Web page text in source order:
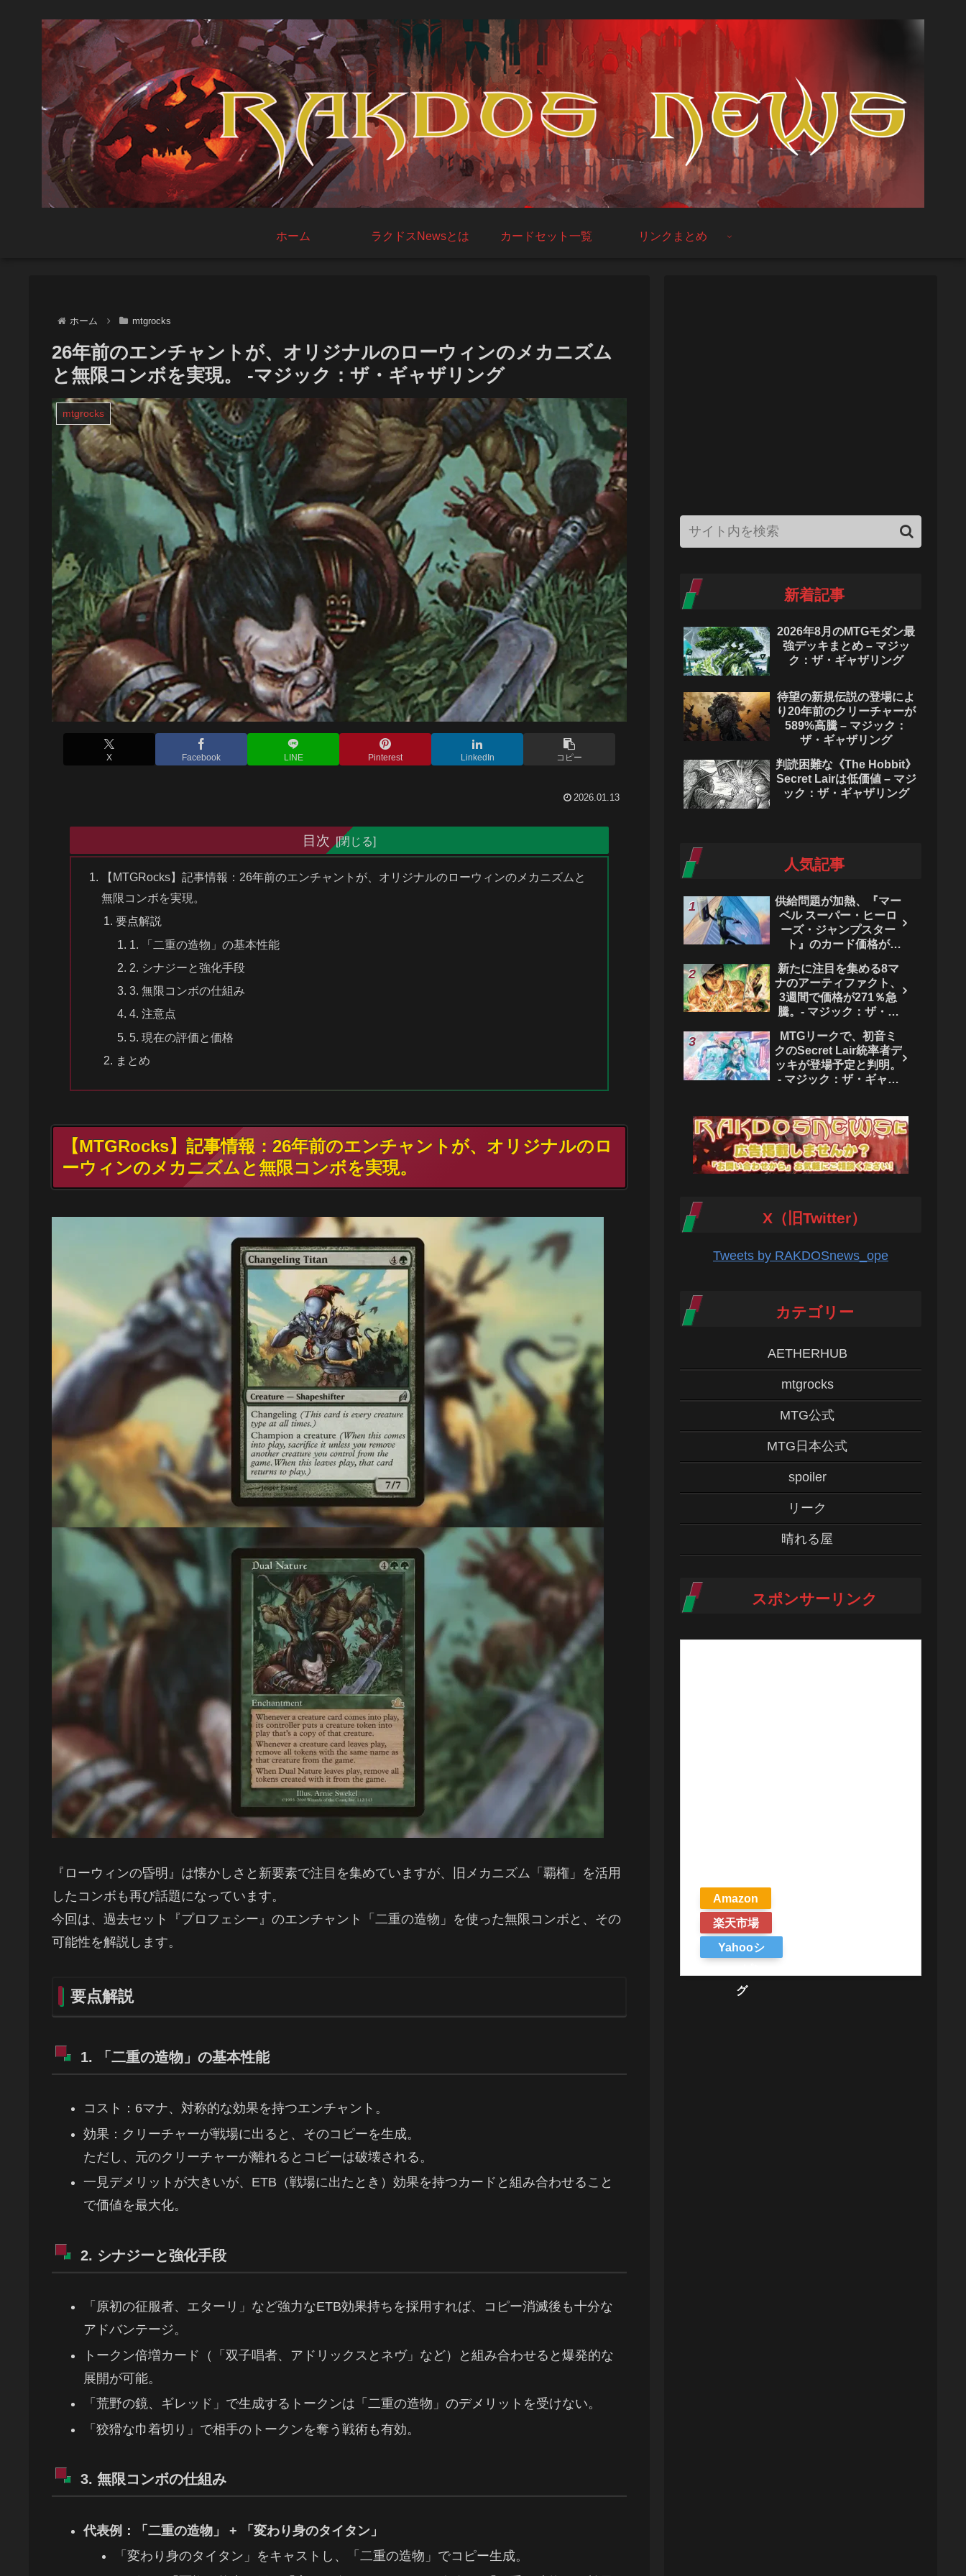
ホーム ラクドスNewsとは カードセット一覧 リンクまとめ
ホーム mtgrocks
26年前のエンチャントが、オリジナルのローウィンのメカニズム
と無限コンボを実現。 -マジック：ザ・ギャザリング
mtgrocks
X Facebook LINE Pinterest LinkedIn コピー
2026.01.13
目次
【MTGRocks】記事情報：26年前のエンチャントが、オリジナルのローウィンのメカニズムと
無限コンボを実現。
要点解説
1. 「二重の造物」の基本性能
2. シナジーと強化手段
3. 無限コンボの仕組み
4. 注意点
5. 現在の評価と価格
まとめ
【MTGRocks】記事情報：26年前のエンチャントが、オリジナルのロ
ーウィンのメカニズムと無限コンボを実現。
『ローウィンの昏明』は懐かしさと新要素で注目を集めていますが、旧メカニズム「覇権」を活用
したコンボも再び話題になっています。
今回は、過去セット『プロフェシー』のエンチャント「二重の造物」を使った無限コンボと、その
可能性を解説します。
要点解説
1. 「二重の造物」の基本性能
コスト：6マナ、対称的な効果を持つエンチャント。
効果：クリーチャーが戦場に出ると、そのコピーを生成。
ただし、元のクリーチャーが離れるとコピーは破壊される。
一見デメリットが大きいが、ETB（戦場に出たとき）効果を持つカードと組み合わせること
で価値を最大化。
2. シナジーと強化手段
「原初の征服者、エターリ」など強力なETB効果持ちを採用すれば、コピー消滅後も十分な
アドバンテージ。
トークン倍増カード（「双子唱者、アドリックスとネヴ」など）と組み合わせると爆発的な
展開が可能。
「荒野の鏡、ギレッド」で生成するトークンは「二重の造物」のデメリットを受けない。
「狡猾な巾着切り」で相手のトークンを奪う戦術も有効。
3. 無限コンボの仕組み
代表例：「二重の造物」 + 「変わり身のタイタン」
「変わり身のタイタン」をキャストし、「二重の造物」でコピー生成。
新着記事
2026年8月のMTGモダン最
強デッキまとめ – マジッ
ク：ザ・ギャザリング
待望の新規伝説の登場によ
り20年前のクリーチャーが
589%高騰 – マジック：
ザ・ギャザリング
判読困難な《The Hobbit》
Secret Lairは低価値 – マジ
ック：ザ・ギャザリング
人気記事
供給問題が加熱、『マー
ベル スーパー・ヒーロ
ーズ・ジャンプスター
ト』のカード価格が
ク：ザ・ギャザリング
新たに注目を集める8マ
ナのアーティファクト、
3週間で価格が271％急
騰。- マジック：ザ・ギ
MTGリークで、初音ミ
クのSecret Lair統率者デ
ッキが登場予定と判明。
- マジック：ザ・ギャザ
X（旧Twitter）
Tweets by RAKDOSnews_ope
カテゴリー
AETHERHUB
mtgrocks
MTG公式
MTG日本公式
spoiler
リーク
晴れる屋
スポンサーリンク
Amazon
楽天市場
Yahooシ
グ